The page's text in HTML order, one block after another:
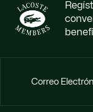
Correo